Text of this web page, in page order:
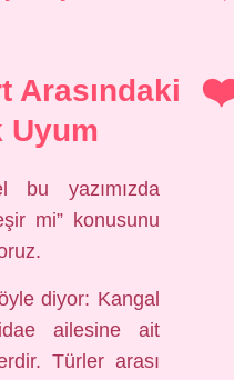
Arasındaki
Uyum
bu yazımızda
mi” konusunu
diyor: Kangal
ailesine ait
Türler arası